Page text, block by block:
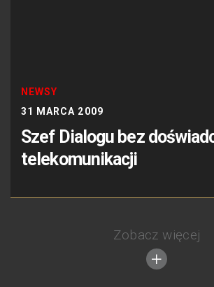
NEWSY
31 MARCA 2009
Szef Dialogu bez
telekomunikacji
Zobacz więcej